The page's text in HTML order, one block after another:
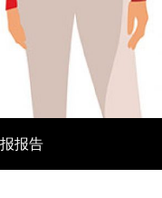
报告